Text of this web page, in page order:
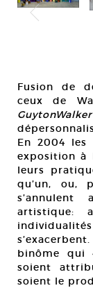
Fusion de
ceux de
GuytonWalker
En 2004 les
exposition à
leurs
qu’un, ou,
artistique:
binôme qui
soient
soient le